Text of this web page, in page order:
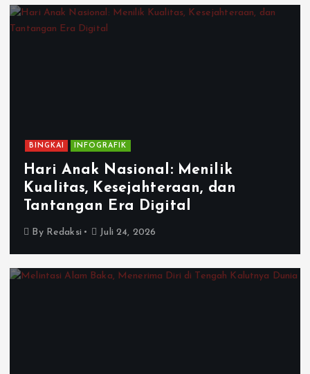
BINGKAI INFOGRAFIK
Hari Anak Nasional: Menilik
Kualitas, Kesejahteraan, dan
Tantangan Era Digital
By Redaksi Juli 24, 2026